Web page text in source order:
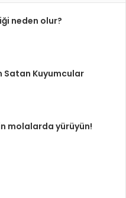
neden olur?
Satan Kuyumcular
molalarda yürüyün!